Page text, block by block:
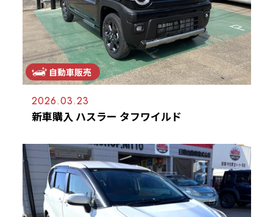
自動車販売
2026.03.23
新車購入 ハスラー タフワイルド